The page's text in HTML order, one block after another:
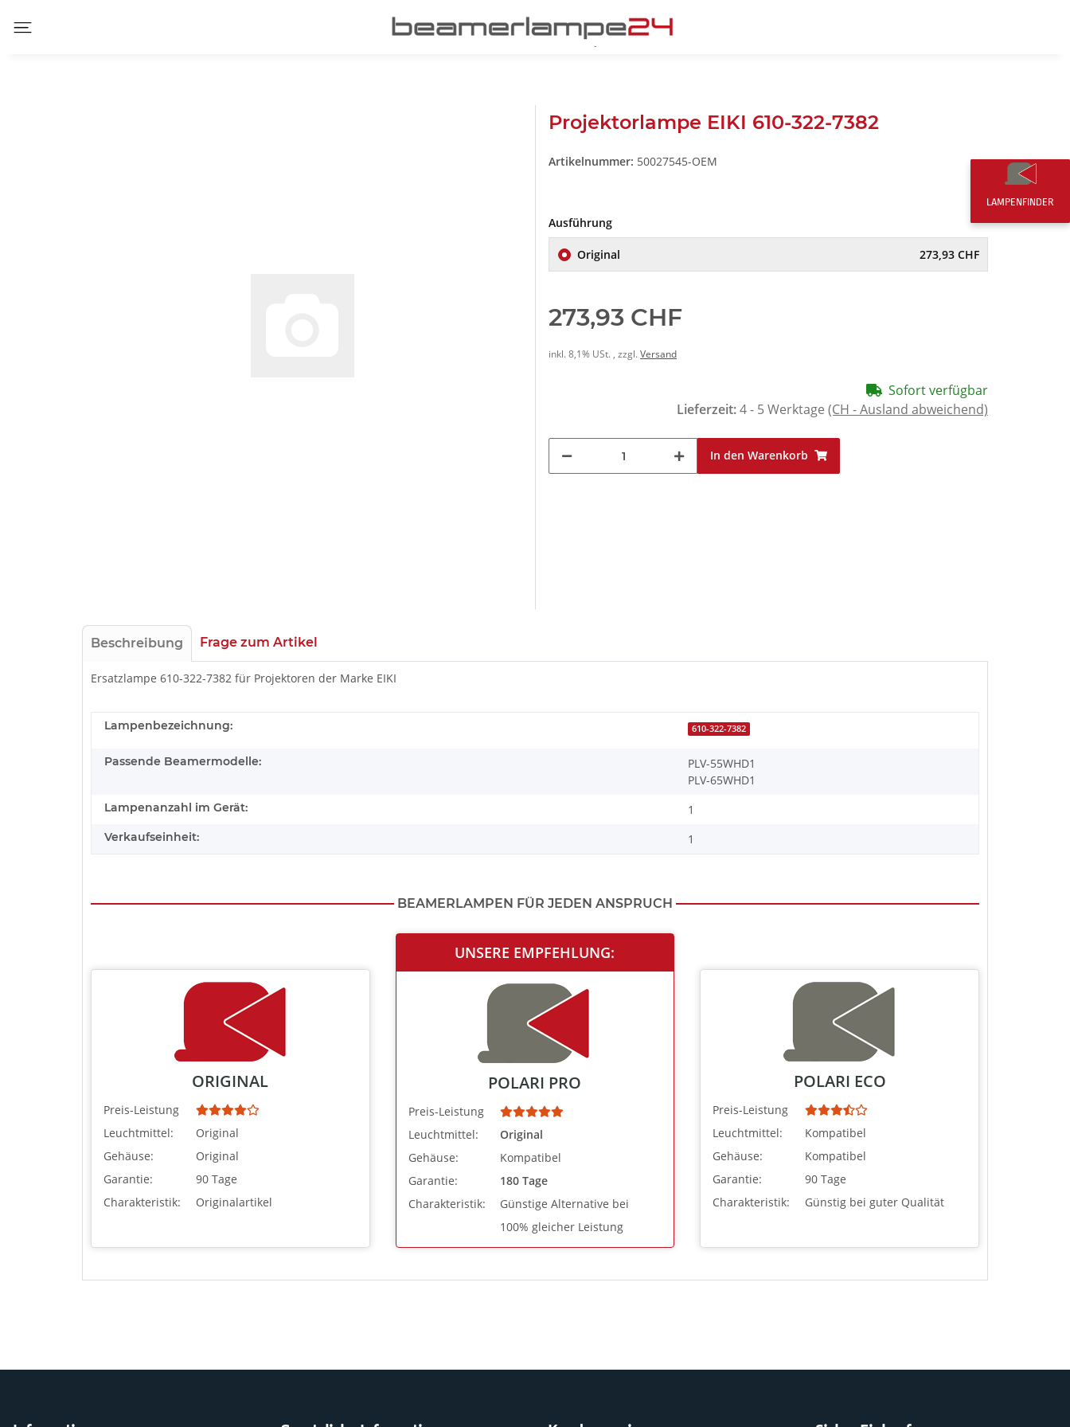
Projektorlampe EIKI 610-322-7382
Artikelnummer: 50027545-OEM
Ausführung
Original 273,93 CHF
273,93 CHF
inkl. 8,1% USt. , zzgl.Versand
Sofort verfügbar
Lieferzeit:4 - 5 Werktage (CH - Ausland abweichend)
In den Warenkorb
Beschreibung Frage zum Artikel
Ersatzlampe 610-322-7382 für Projektoren der Marke EIKI
Lampenbezeichnung: 610-322-7382
Passende Beamermodelle:
PLV-55WHD1
PLV-65WHD1
Lampenanzahl im Gerät: 1
Verkaufseinheit: 1
BEAMERLAMPEN FÜR JEDEN ANSPRUCH
ORIGINAL
Preis-Leistung
Leuchtmittel:
Original
Gehäuse:
Original
Garantie:
90 Tage
Charakteristik:
Originalartikel
UNSERE EMPFEHLUNG:
POLARI PRO
Preis-Leistung
Leuchtmittel:
Original
Gehäuse:
Kompatibel
Garantie:
180 Tage
Charakteristik:
Günstige Alternative bei
100% gleicher Leistung
POLARI ECO
Preis-Leistung
Leuchtmittel:
Kompatibel
Gehäuse:
Kompatibel
Garantie:
90 Tage
Charakteristik:
Günstig bei guter Qualität
LAMPENFINDER